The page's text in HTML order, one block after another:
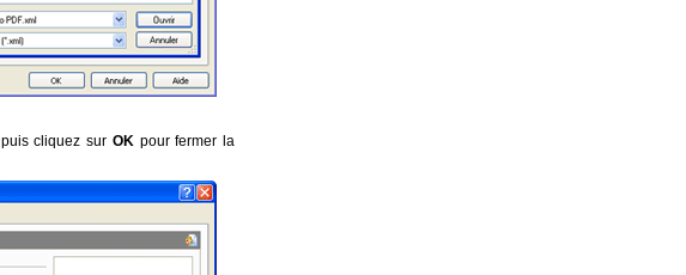
puis cliquez sur OKpour fermer la